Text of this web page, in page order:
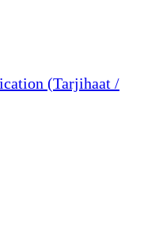
(Tarjihaat /